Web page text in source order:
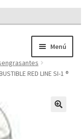
Menú
RED LINE SI-1 ®